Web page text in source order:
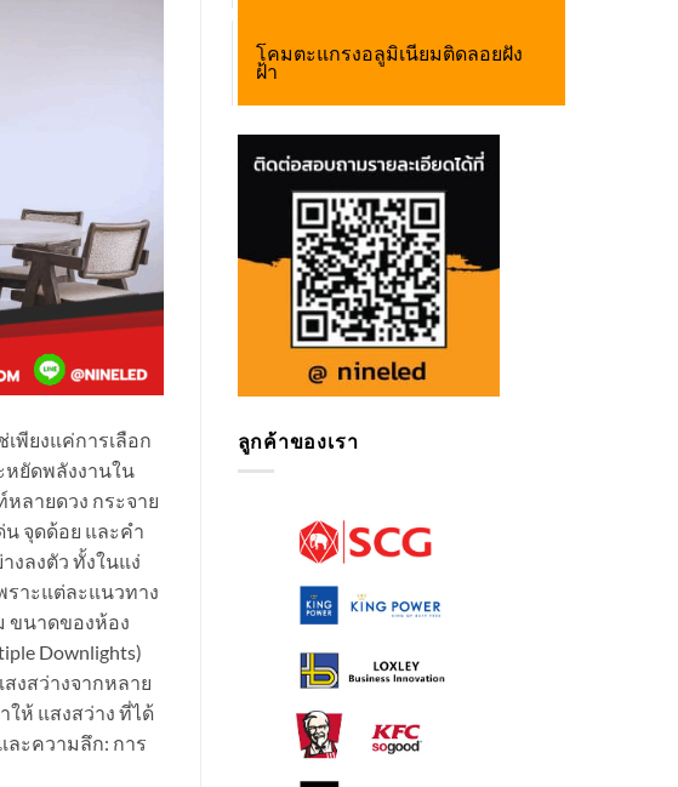
พียงแค่การเลือก
หยัดพลังงานใน
ลายดวง กระจาย
น จุดด้อย และคำ
ลงตัว ทั้งในแง่
ราะแต่ละแนวทาง
ขนาดของห้อง
Downlights)
งสว่างจากหลาย
ให้ แสงสว่าง ที่ได้
ละความลึก: การ
โคมตะแกรงอลูมิเนียมติดลอยฝัง
ฝ้า
ลูกค้าของเรา